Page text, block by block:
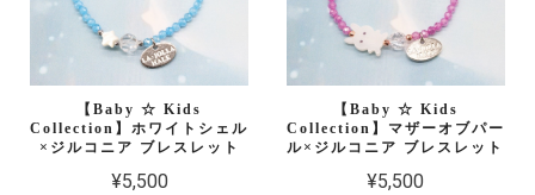
【Baby ☆ Kids
Collection】ホワイトシェル
×ジルコニア ブレスレット
¥5,500
【Baby ☆ Kids
Collection】マザーオブパー
ル×ジルコニア ブレスレット
¥5,500